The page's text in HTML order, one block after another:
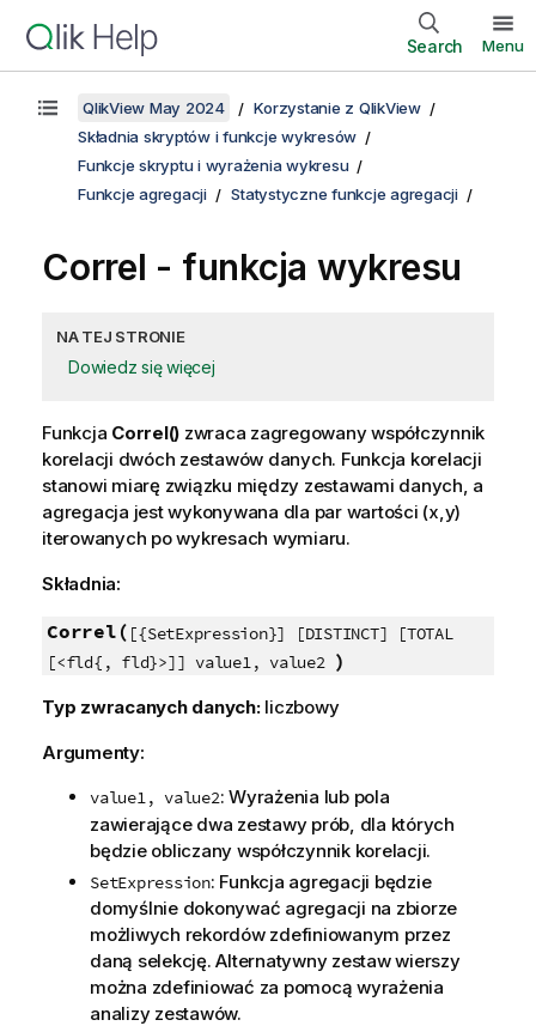
Search Menu
QlikView May 2024
Korzystanie z QlikView
Składnia skryptów i funkcje wykresów
Funkcje skryptu i wyrażenia wykresu
Funkcje agregacji
Statystyczne funkcje agregacji
Correl - funkcja wykresu
NA TEJ STRONIE
Dowiedz się więcej
Funkcja Correl() zwraca zagregowany współczynnik
korelacji dwóch zestawów danych. Funkcja korelacji
stanowi miarę związku między zestawami danych, a
agregacja jest wykonywana dla par wartości (x,y)
iterowanych po wykresach wymiaru.
Składnia:
Correl( [{SetExpression}] [DISTINCT] [TOTAL
[<fld{, fld}>]] value1, value2 )
Typ zwracanych danych: liczbowy
Argumenty:
value1, value2: Wyrażenia lub pola
zawierające dwa zestawy prób, dla których
będzie obliczany współczynnik korelacji.
SetExpression: Funkcja agregacji będzie
domyślnie dokonywać agregacji na zbiorze
możliwych rekordów zdefiniowanym przez
daną selekcję. Alternatywny zestaw wierszy
można zdefiniować za pomocą wyrażenia
analizy zestawów.